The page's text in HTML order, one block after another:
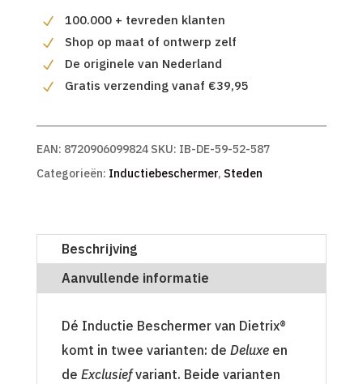
100.000 + tevreden klanten
Shop op maat of ontwerp zelf
De originele van Nederland
Gratis verzending vanaf €39,95
EAN: 8720906099824 SKU: IB-DE-59-52-587
Categorieën: Inductiebeschermer, Steden
Beschrijving
Aanvullende informatie
Dé Inductie Beschermer van Dietrix®
komt in twee varianten: de Deluxeen
de Exclusiefvariant. Beide varianten